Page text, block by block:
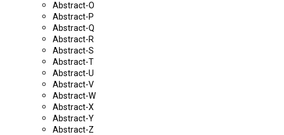
Abstract-O
Abstract-P
Abstract-Q
Abstract-R
Abstract-S
Abstract-T
Abstract-U
Abstract-V
Abstract-W
Abstract-X
Abstract-Y
Abstract-Z